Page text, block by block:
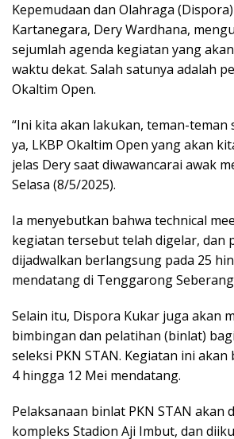
Kepemudaan dan Olahraga
Kartanegara, Dery Wardhana,
sejumlah agenda kegiatan yang
waktu dekat. Salah satunya adalah
Okaltim Open.
“Ini kita akan lakukan, teman-teman
ya, LKBP Okaltim Open yang akan
jelas Dery saat diwawancarai awak
Selasa (8/5/2025).
Ia menyebutkan bahwa technical
kegiatan tersebut telah digelar, dan
dijadwalkan berlangsung pada 25
mendatang di Tenggarong
Selain itu, Dispora Kukar juga akan
bimbingan dan pelatihan (binlat)
seleksi PKN STAN. Kegiatan ini
4 hingga 12 Mei mendatang.
Pelaksanaan binlat PKN STAN akan
kompleks Stadion Aji Imbut, dan